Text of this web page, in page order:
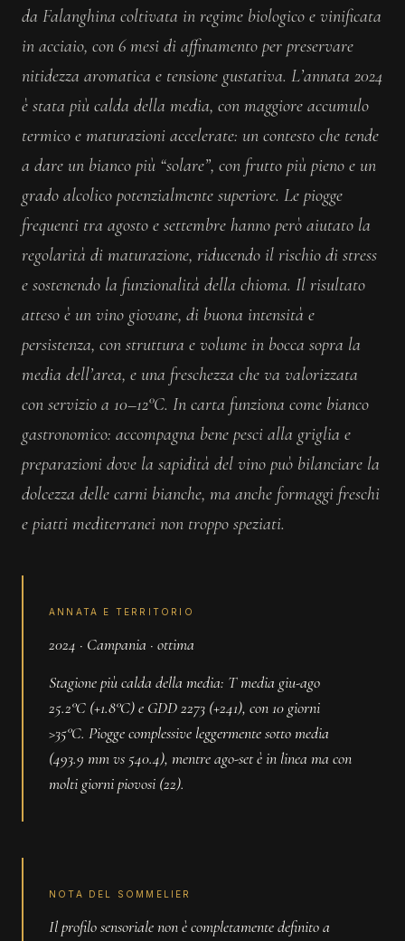
da Falanghina coltivata in regime biologico e vinificata
in acciaio, con 6 mesi di affinamento per preservare
nitidezza aromatica e tensione gustativa. L’annata 2024
è stata più calda della media, con maggiore accumulo
termico e maturazioni accelerate: un contesto che tende
a dare un bianco più “solare”, con frutto più pieno e un
grado alcolico potenzialmente superiore. Le piogge
frequenti tra agosto e settembre hanno però aiutato la
regolarità di maturazione, riducendo il rischio di stress
e sostenendo la funzionalità della chioma. Il risultato
atteso è un vino giovane, di buona intensità e
persistenza, con struttura e volume in bocca sopra la
media dell’area, e una freschezza che va valorizzata
con servizio a 10–12°C. In carta funziona come bianco
gastronomico: accompagna bene pesci alla griglia e
preparazioni dove la sapidità del vino può bilanciare la
dolcezza delle carni bianche, ma anche formaggi freschi
e piatti mediterranei non troppo speziati.
ANNATA E TERRITORIO
2024 · Campania · ottima
Stagione più calda della media: T media giu-ago
25.2°C (+1.8°C) e GDD 2273 (+241), con 10 giorni
>35°C. Piogge complessive leggermente sotto media
(493.9 mm vs 540.4), mentre ago-set è in linea ma con
molti giorni piovosi (22).
NOTA DEL SOMMELIER
Il profilo sensoriale non è completamente definito a